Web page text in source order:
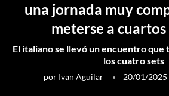
una jornada muy
meterse a
El italiano se llevó un encuentro
los cuatro sets
por Ivan Aguilar 20/01/2025